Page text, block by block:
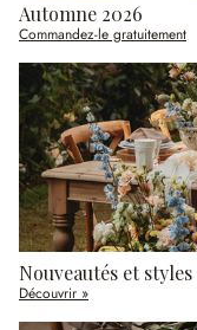
Automne 2026
Commandez-le gratuitement
Nouveautés et styles
Découvrir »